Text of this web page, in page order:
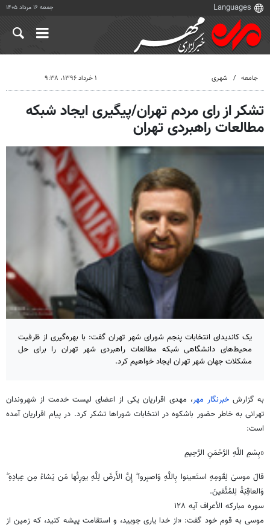
جمعه ۱۶ مرداد ۱۴۰۵
جامعه شهری ۱ خرداد ۱۳۹۶، ۹:۳۸
تشکر از رای مردم تهران/پیگیری ایجاد شبکه
مطالعات راهبردی تهران
یک کاندیدای انتخابات پنجم شورای شهر تهران گفت: با بهره‌گیری از ظرفیت
محیط‌های دانشگاهی شبکه مطالعات راهبردی شهر تهران را برای حل
مشکلات جهان شهر تهران ایجاد خواهیم کرد.
به گزارش خبرنگار مهر، مهدی اقراریان یکی از اعضای لیست خدمت از شهروندان
تهرانی به خاطر حضور باشکوه در انتخابات شوراها تشکر کرد. در پیام اقراریان آمده
است:
«بِسْمِ اللَّهِ الرَّحْمَنِ الرَّحِیمِ
قالَ موسیٰ لِقَومِهِ استَعینوا بِاللَّهِ وَاصبِروا ۖ إِنَّ الأَرضَ لِلَّهِ یورِثُها مَن یَشاءُ مِن عِبادِهِ ۖ
وَالعاقِبَةُ لِلمُتَّقینَ.
سوره مبارکه الأعراف آیه ۱۲۸
موسی به قوم خود گفت: «از خدا یاری جویید، و استقامت پیشه کنید، که زمین از